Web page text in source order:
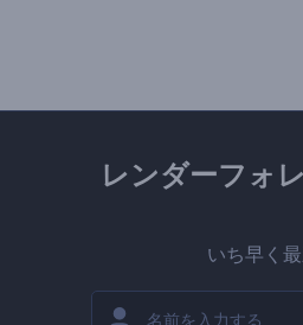
レンダーフォ
いち早く